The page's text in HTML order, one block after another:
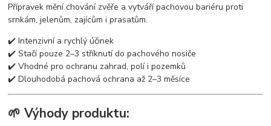
Přípravek mění chování zvěře a vytváří pachovou bariéru proti
srnkám, jelenům, zajícům i prasatům.
✔️ Intenzivní a rychlý účinek
✔️ Stačí pouze 2–3 stříknutí do pachového nosiče
✔️ Vhodné pro ochranu zahrad, polí i pozemků
✔️ Dlouhodobá pachová ochrana až 2–3 měsíce
🌱 Výhody produktu: